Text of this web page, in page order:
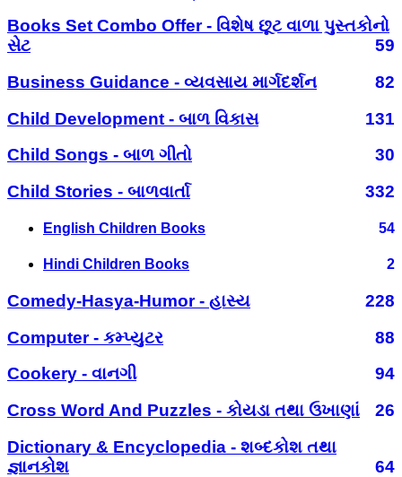
Books Set Combo Offer - વિશેષ છૂટ વાળા પુસ્તકોનો
સેટ
59
Business Guidance - વ્યવસાય માર્ગદર્શન
82
Child Development - બાળ વિકાસ
131
Child Songs - બાળ ગીતો
30
Child Stories - બાળવાર્તા
332
English Children Books 54
Hindi Children Books 2
Comedy-Hasya-Humor - હાસ્ય
228
Computer - કમ્પ્યુટર
88
Cookery - વાનગી
94
Cross Word And Puzzles - કોયડા તથા ઉખાણાં
26
Dictionary & Encyclopedia - શબ્દકોશ તથા
જ્ઞાનકોશ
64